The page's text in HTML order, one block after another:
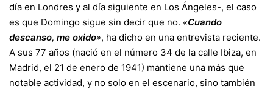
día en Londres y al día siguiente en Los Ángeles-, el caso
es que Domingo sigue sin decir que no. «Cuando
descanso, me oxido», ha dicho en una entrevista reciente.
A sus 77 años (nació en el número 34 de la calle Ibiza, en
Madrid, el 21 de enero de 1941) mantiene una más que
notable actividad, y no solo en el escenario, sino también